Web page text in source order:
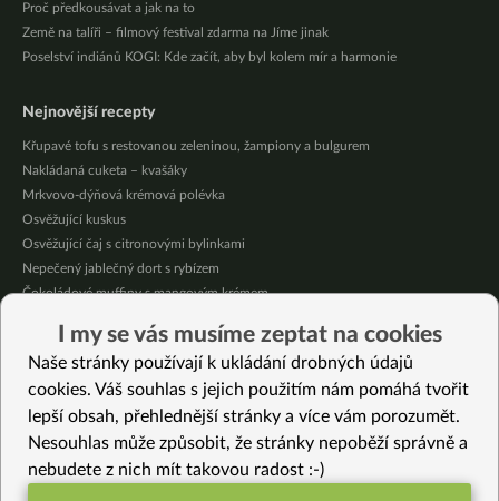
Proč předkousávat a jak na to
Země na talíři – filmový festival zdarma na Jíme jinak
Poselství indiánů KOGI: Kde začít, aby byl kolem mír a harmonie
Nejnovější recepty
Křupavé tofu s restovanou zeleninou, žampiony a bulgurem
Nakládaná cuketa – kvašáky
Mrkvovo-dýňová krémová polévka
Osvěžující kuskus
Osvěžující čaj s citronovými bylinkami
Nepečený jablečný dort s rybízem
Čokoládové muffiny s mangovým krémem
Krémová zeleninová polévka s koprem a vločkami
Celozrnná rýže basmati se zeleninou
Vybrané recepty
Ovesná buchta na 2 způsoby: flapjack nebo bublanina (pro děti)
I my se vás musíme zeptat na cookies
Naše stránky používají k ukládání drobných údajů
cookies. Váš souhlas s jejich použitím nám pomáhá tvořit
lepší obsah, přehlednější stránky a více vám porozumět.
Nesouhlas může způsobit, že stránky nepoběží správně a
nebudete z nich mít takovou radost :-)